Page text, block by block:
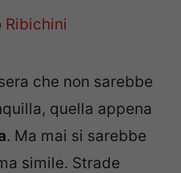
Ribichini
che non sarebbe
quella appena
. Ma mai si sarebbe
simile. Strade